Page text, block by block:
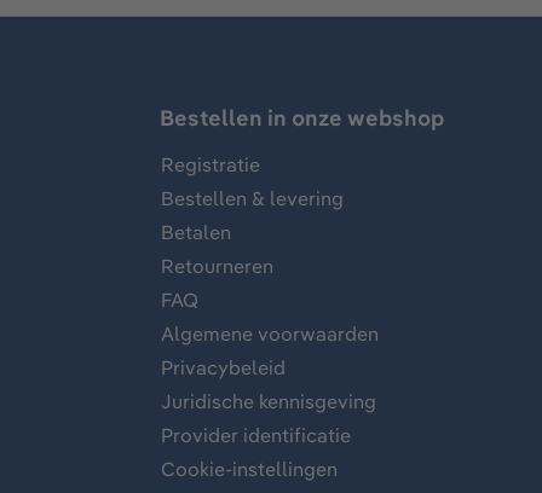
Bestellen in onze webshop
Registratie
Bestellen & levering
Betalen
Retourneren
FAQ
Algemene voorwaarden
Privacybeleid
Juridische kennisgeving
Provider identificatie
Cookie-instellingen